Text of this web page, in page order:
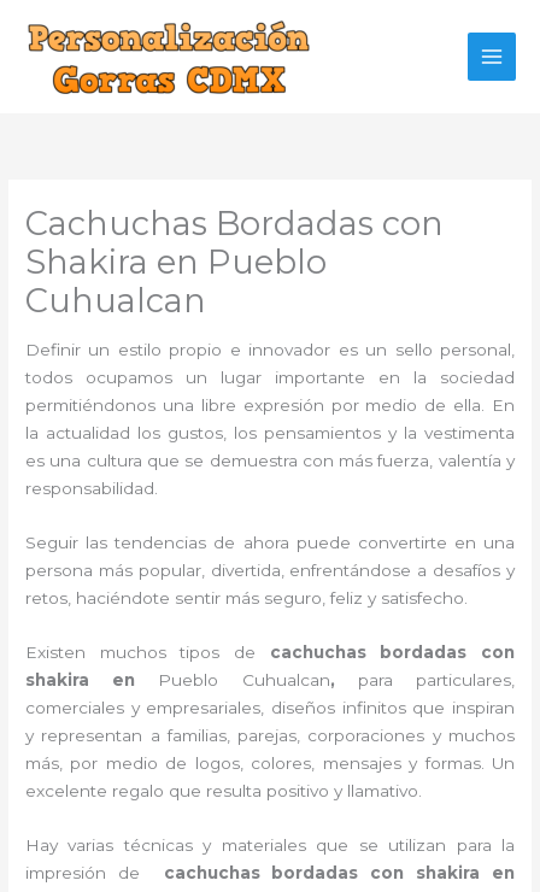
contenido
Cachuchas Bordadas con
Shakira en Pueblo
Cuhualcan
Definir un estilo propio e innovador es un sello personal,
todos ocupamos un lugar importante en la sociedad
permitiéndonos una libre expresión por medio de ella. En
la actualidad los gustos, los pensamientos y la vestimenta
es una cultura que se demuestra con más fuerza, valentía y
responsabilidad.
Seguir las tendencias de ahora puede convertirte en una
persona más popular, divertida, enfrentándose a desafíos y
retos, haciéndote sentir más seguro, feliz y satisfecho.
Existen muchos tipos de cachuchas bordadas con
shakira en Pueblo Cuhualcan, para particulares,
comerciales y empresariales, diseños infinitos que inspiran
y representan a familias, parejas, corporaciones y muchos
más, por medio de logos, colores, mensajes y formas. Un
excelente regalo que resulta positivo y llamativo.
Hay varias técnicas y materiales que se utilizan para la
impresión de cachuchas bordadas con shakira en